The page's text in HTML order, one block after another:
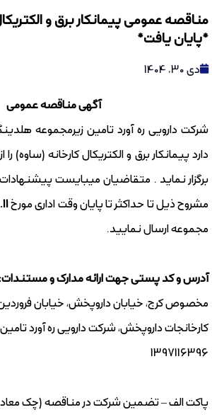
مناقصه عمومی پیمانکار برق و
*پایان یافت*
دی 30, 1404
آگهی مناقصه عمومی
شرکت دارویی ره آورد تامین زیرمجموعه
دارد پیمانکار برق و الکتریکال کارخانه (ساوه)
برگزار نماید . متقاضیان میبایست
مشروح ذیل تا حداکثر تا پایان وقت اداری مورخ
مجموعه ارسال نمایید.
آدرس و کد پستی جهت ارائه مدارک و مستندات:
کارخانجات داروپخش، شرکت دارویی ره آورد
1397116396